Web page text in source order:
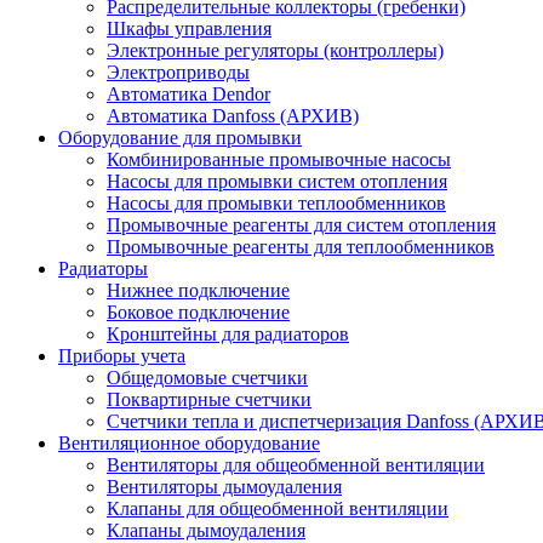
Распределительные коллекторы (гребенки)
Шкафы управления
Электронные регуляторы (контроллеры)
Электроприводы
Автоматика Dendor
Автоматика Danfoss (АРХИВ)
Оборудование для промывки
Комбинированные промывочные насосы
Насосы для промывки систем отопления
Насосы для промывки теплообменников
Промывочные реагенты для систем отопления
Промывочные реагенты для теплообменников
Радиаторы
Нижнее подключение
Боковое подключение
Кронштейны для радиаторов
Приборы учета
Общедомовые счетчики
Поквартирные счетчики
Счетчики тепла и диспетчеризация Danfoss
Вентиляционное оборудование
Вентиляторы для общеобменной вентиляции
Вентиляторы дымоудаления
Клапаны для общеобменной вентиляции
Клапаны дымоудаления